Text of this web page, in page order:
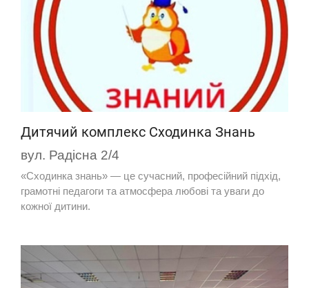
Дитячий комплекс Сходинка Знань
вул. Радісна 2/4
«Сходинка знань» — це сучасний, професійний підхід,
грамотні педагоги та атмосфера любові та уваги до
кожної дитини.